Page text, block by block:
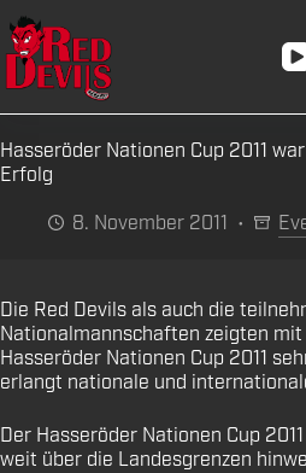
Zum
Inhalt
springen
Hasseröder Nationen Cup 2011
Erfolg
8. November 2011
Die Red Devils als auch die
Nationalmannschaften zeigten
Hasseröder Nationen Cup 2011
erlangt nationale und
Der Hasseröder Nationen Cup
weit über die Landesgrenzen